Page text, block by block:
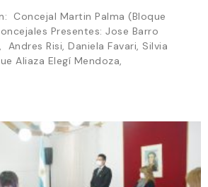
Concejal Martin Palma (Bloque
Presentes: Jose Barro
Andres Risi, Daniela Favari, Silvia
Aliaza Elegí Mendoza,